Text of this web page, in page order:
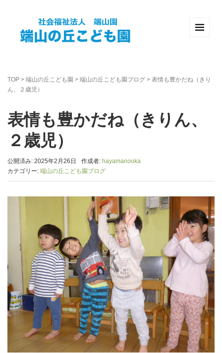
TOP > 端山の丘こども園 > 端山の丘こども園ブログ > 表情も豊かだね（きり
ん、２歳児）
表情も豊かだね（きりん、
２歳児）
公開済み: 2025年2月26日 作成者: hayamanooka
カテゴリー: 端山の丘こども園ブログ